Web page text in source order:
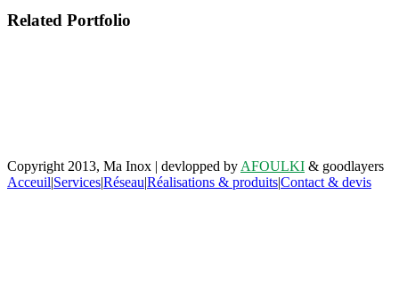
Related Portfolio
Copyright 2013, Ma Inox | devlopped by AFOULKI & goodlayers
Acceuil|Services|Réseau|Réalisations & produits|Contact & devis